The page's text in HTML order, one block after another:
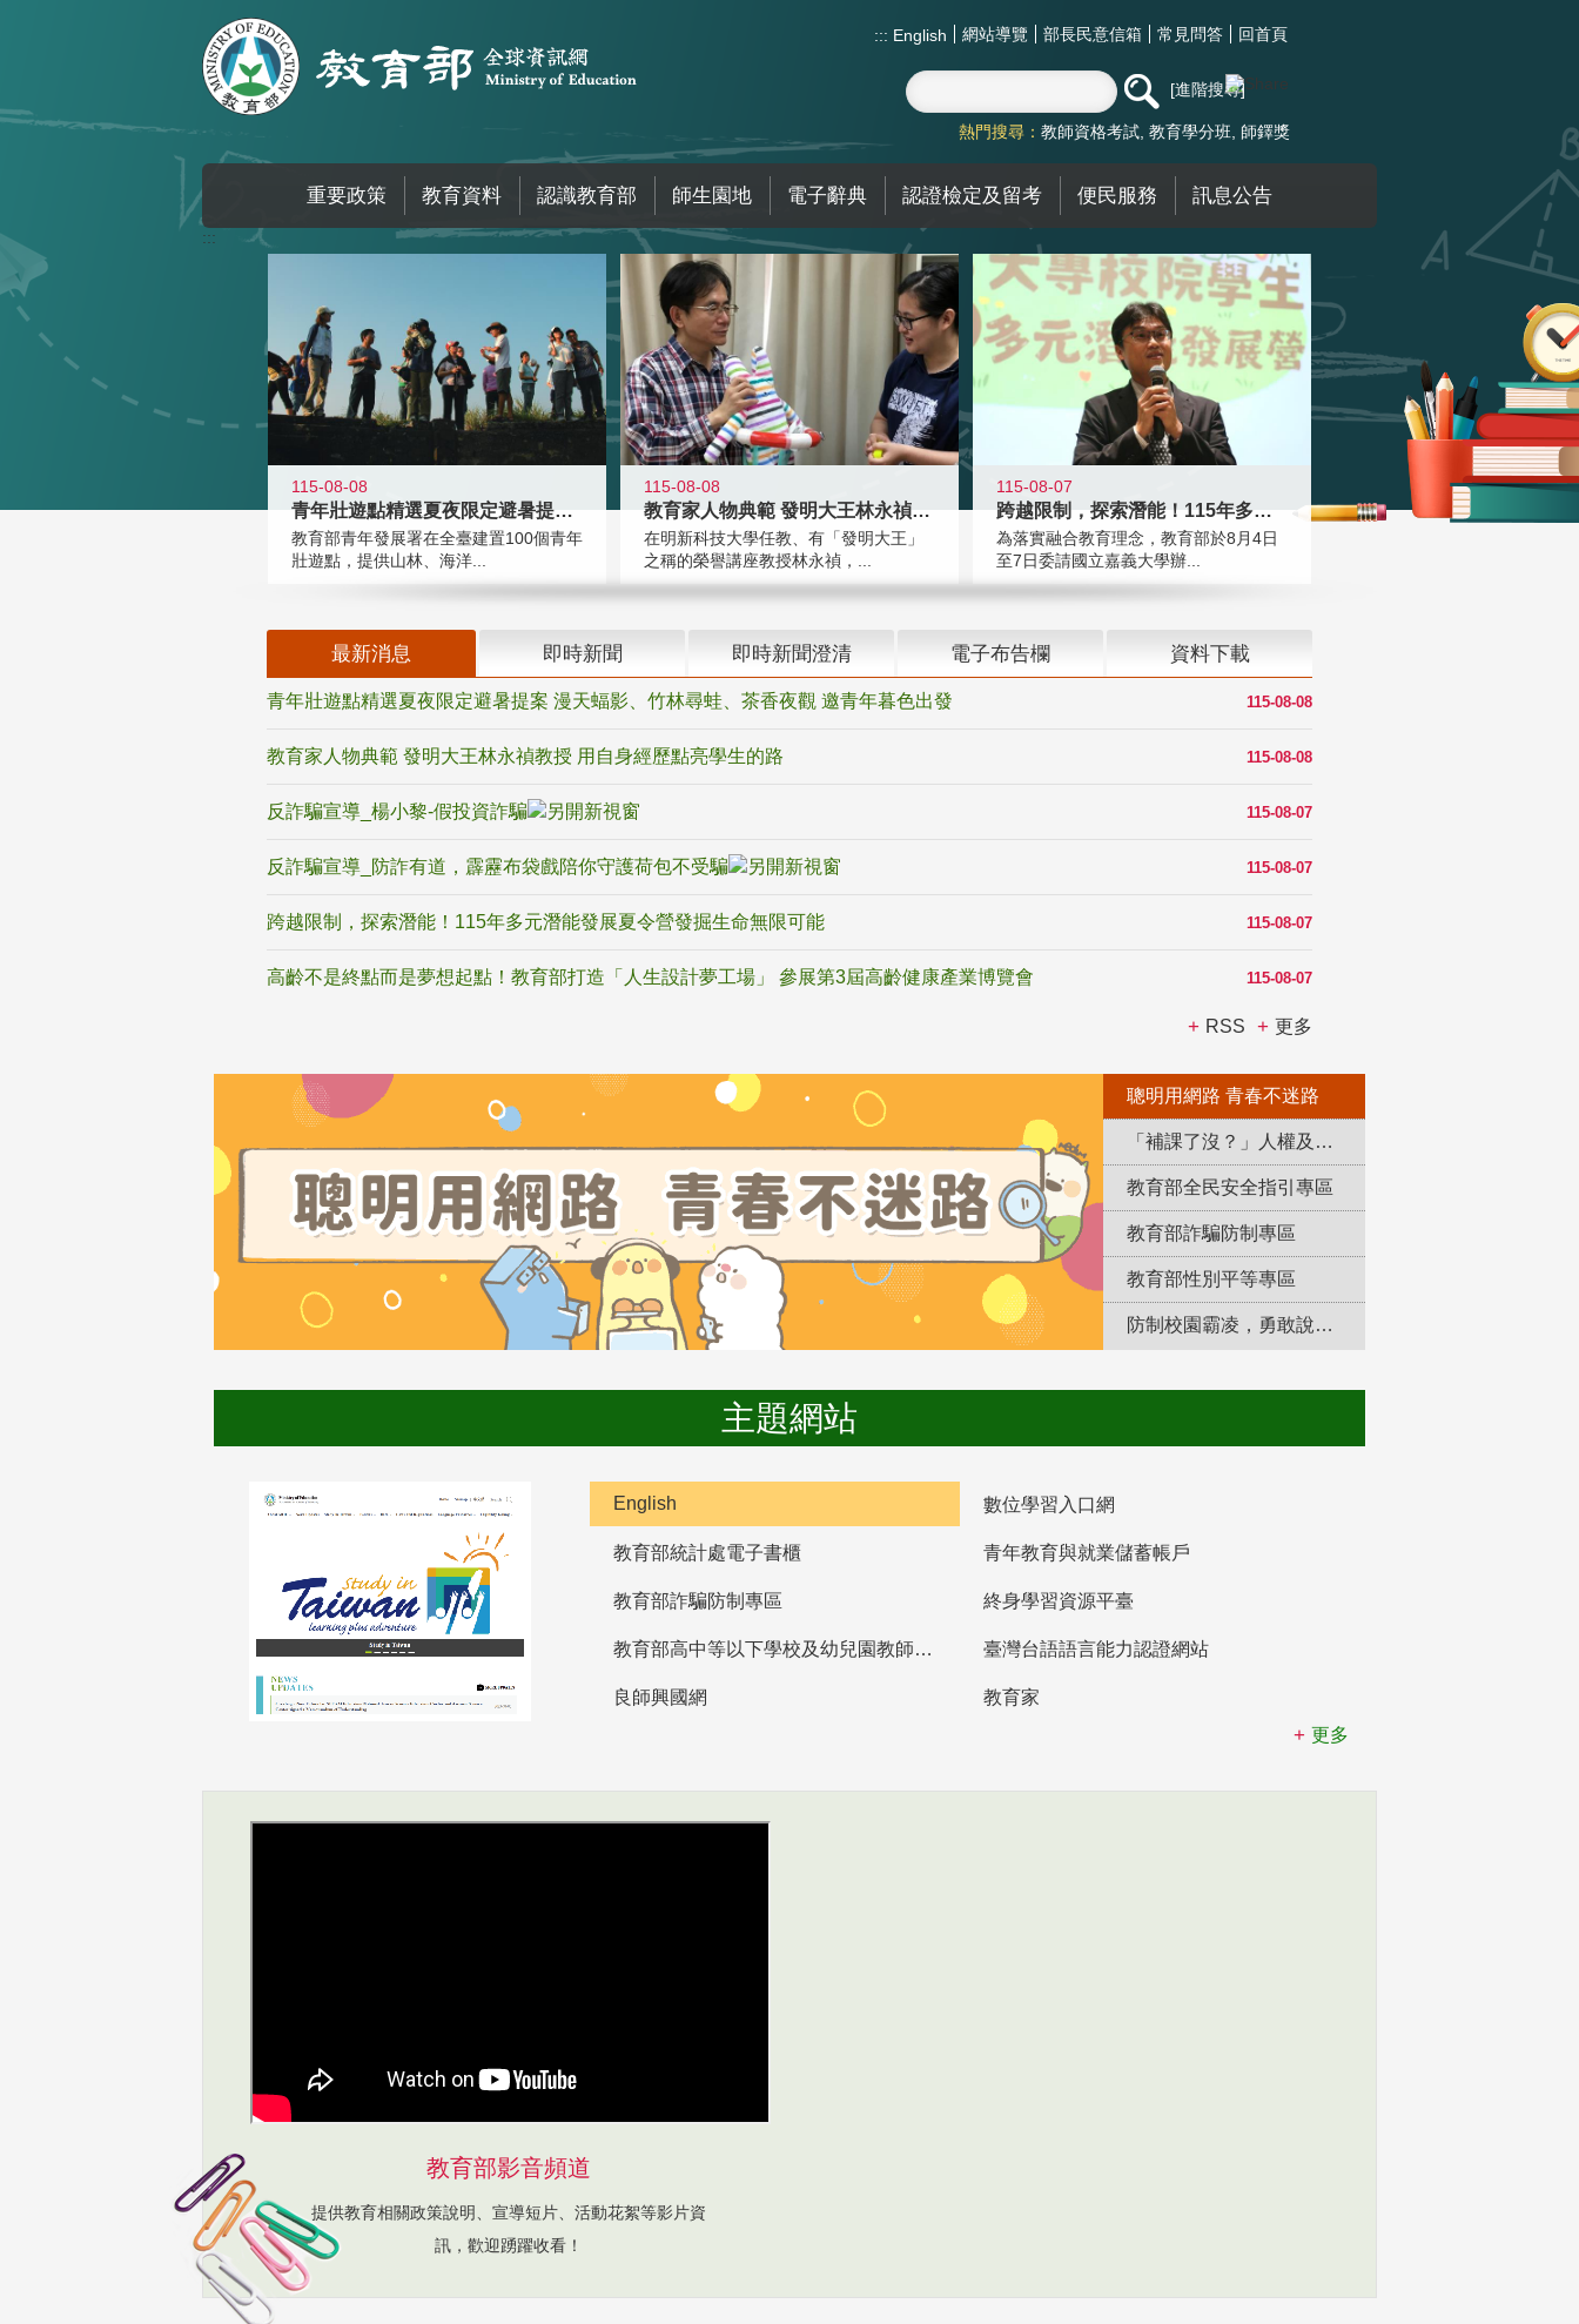
::: English 網站導覽 部長民意信箱 常見問答 回首頁
進階搜尋
熱門搜尋： 教師資格考試 教育學分班 師鐸獎
重要政策 教育資料 認識教育部 師生園地 電子辭典 認證檢定及留考 便民服務 訊息公告
:::
115-08-08
青年壯遊點精選夏夜限定避暑提案 漫
教育部青年發展署在全臺建置100個青年
壯遊點，提供山林、海洋...
115-08-08
教育家人物典範 發明大王林永禎教授
在明新科技大學任教、有「發明大王」
之稱的榮譽講座教授林永禎，...
115-08-07
跨越限制，探索潛能！115年多元潛
為落實融合教育理念，教育部於8月4日
至7日委請國立嘉義大學辦...
最新消息 即時新聞 即時新聞澄清 電子布告欄 資料下載
115-08-08
青年壯遊點精選夏夜限定避暑提案 漫天蝠影、竹林尋蛙、茶香夜觀 邀青年暮色出發
115-08-08
教育家人物典範 發明大王林永禎教授 用自身經歷點亮學生的路
115-08-07
反詐騙宣導_楊小黎-假投資詐騙
115-08-07
反詐騙宣導_防詐有道，霹靂布袋戲陪你守護荷包不受騙
115-08-07
跨越限制，探索潛能！115年多元潛能發展夏令營發掘生命無限可能
115-08-07
高齡不是終點而是夢想起點！教育部打造「人生設計夢工場」 參展第3屆高齡健康產業博覽會
RSS 更多
聰明用網路 青春不迷路
「補課了沒？」人權及轉型正義教育專區
教育部全民安全指引專區
教育部詐騙防制專區
教育部性別平等專區
防制校園霸凌，勇敢說出來！
主題網站
English 數位學習入口網
教育部統計處電子書櫃 青年教育與就業儲蓄帳戶
教育部詐騙防制專區 終身學習資源平臺
教育部高中等以下學校及幼兒園教師資格檢定考試 臺灣台語語言能力認證網站
良師興國網
教育家
更多
教育部影音頻道
提供教育相關政策說明、宣導短片、活動花絮等影片資
訊，歡迎踴躍收看！